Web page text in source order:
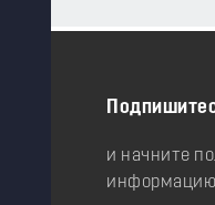
и начните
информацию